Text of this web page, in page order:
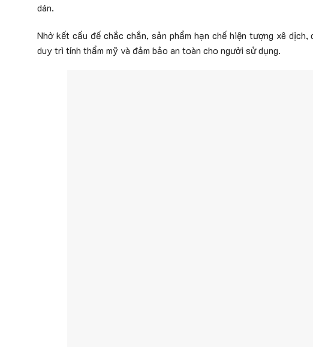
dán.
Nhờ kết cấu đế chắc chắn, sản phẩm hạn chế hiện tượng xê
duy trì tính thẩm mỹ và đảm bảo an toàn cho người sử dụng.